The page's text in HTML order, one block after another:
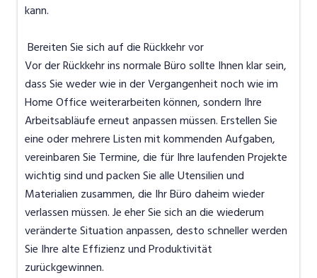
kann.
Bereiten Sie sich auf die Rückkehr vor
Vor der Rückkehr ins normale Büro sollte Ihnen klar sein,
dass Sie weder wie in der Vergangenheit noch wie im
Home Office weiterarbeiten können, sondern Ihre
Arbeitsabläufe erneut anpassen müssen. Erstellen Sie
eine oder mehrere Listen mit kommenden Aufgaben,
vereinbaren Sie Termine, die für Ihre laufenden Projekte
wichtig sind und packen Sie alle Utensilien und
Materialien zusammen, die Ihr Büro daheim wieder
verlassen müssen. Je eher Sie sich an die wiederum
veränderte Situation anpassen, desto schneller werden
Sie Ihre alte Effizienz und Produktivität
zurückgewinnen.